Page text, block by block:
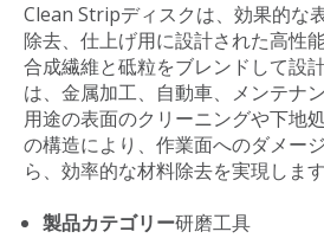
Clean Stripディスクは、効果的な
除去、仕上げ用に設計された高性
合成繊維と砥粒をブレンドして設
は、金属加工、自動車、メンテナ
用途の表面のクリーニングや下地
の構造により、作業面へのダメー
ら、効率的な材料除去を実現します
製品カテゴリー研磨工具